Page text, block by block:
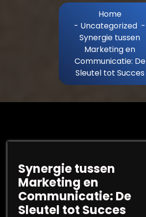
Home
- Uncategorized -
Synergie tussen
Marketing en
Communicatie: De
Sleutel tot Succes
Synergie tussen
Marketing en
Communicatie: De
Sleutel tot Succes